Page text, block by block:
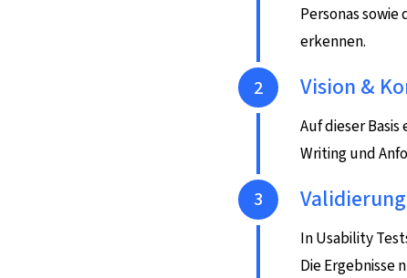
Personas
erkennen.
Schritt 2
Vision &
Auf dieser
Writing und
Schritt 3
Validierung
In Usability
Die